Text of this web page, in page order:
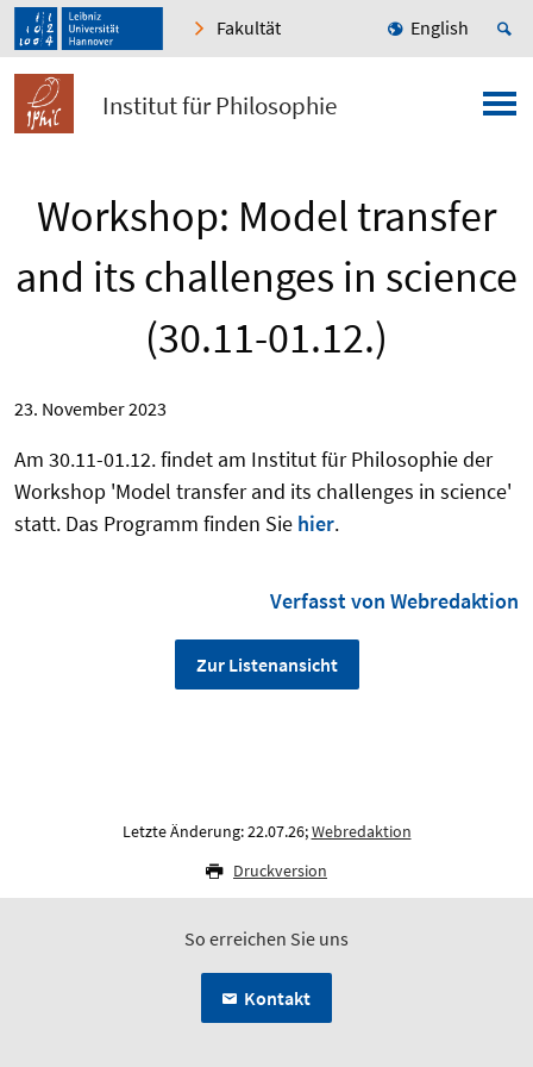
Fakultät English
Institut für Philosophie
Workshop: Model transfer
and its challenges in science
(30.11-01.12.)
23. November 2023
Am 30.11-01.12. findet am Institut für Philosophie der
Workshop 'Model transfer and its challenges in science'
statt. Das Programm finden Sie hier.
Verfasst von Webredaktion
Zur Listenansicht
Letzte Änderung: 22.07.26;Webredaktion
Druckversion
So erreichen Sie uns
Kontakt